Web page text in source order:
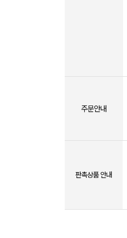
주문안내
판촉상품 안내